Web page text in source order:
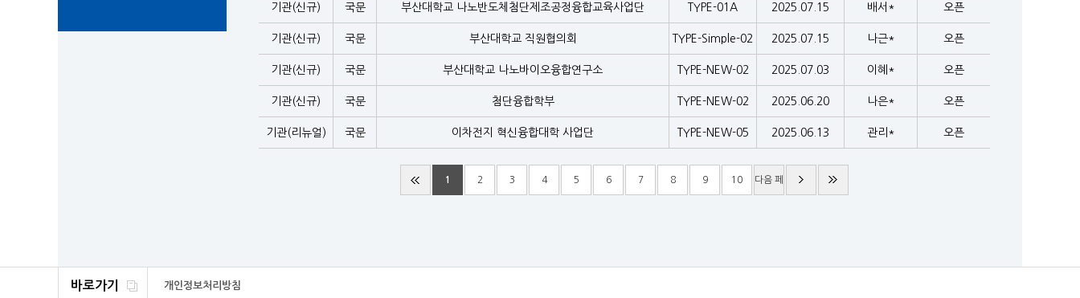
기관(신규) 국문 부산대학교 나노반도체첨단제조공정융합교육사업단 TYPE-01A 2025.07.15 배서* 오픈
기관(신규) 국문 부산대학교 직원협의회 TYPE-Simple-02 2025.07.15 나근* 오픈
기관(신규) 국문 부산대학교 나노바이오융합연구소 TYPE-NEW-02 2025.07.03 이혜* 오픈
기관(신규) 국문 첨단융합학부 TYPE-NEW-02 2025.06.20 나은* 오픈
기관(리뉴얼) 국문 이차전지 혁신융합대학 사업단 TYPE-NEW-05 2025.06.13 관리* 오픈
1 2 3 4 5 6 7 8 9 10 다음 페
바로가기 개인정보처리방침